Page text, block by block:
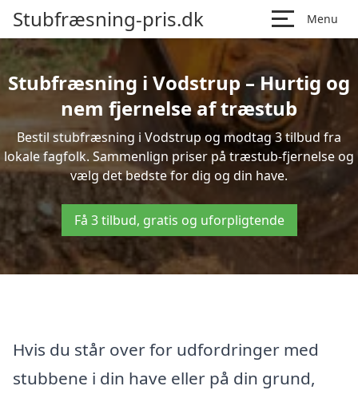
Stubfræsning-pris.dk Menu
Stubfræsning i Vodstrup – Hurtig og
nem fjernelse af træstub
Bestil stubfræsning i Vodstrup og modtag 3 tilbud fra
lokale fagfolk. Sammenlign priser på træstub-fjernelse og
vælg det bedste for dig og din have.
Få 3 tilbud, gratis og uforpligtende
Hvis du står over for udfordringer med
stubbene i din have eller på din grund,